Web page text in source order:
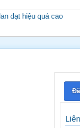
đạt hiệu quả cao